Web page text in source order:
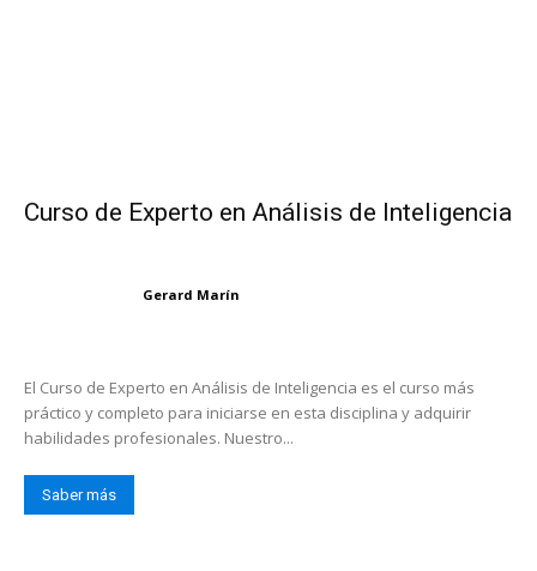
Curso de Experto en Análisis de Inteligencia
Gerard Marín
El Curso de Experto en Análisis de Inteligencia es el curso más
práctico y completo para iniciarse en esta disciplina y adquirir
habilidades profesionales. Nuestro...
Saber más